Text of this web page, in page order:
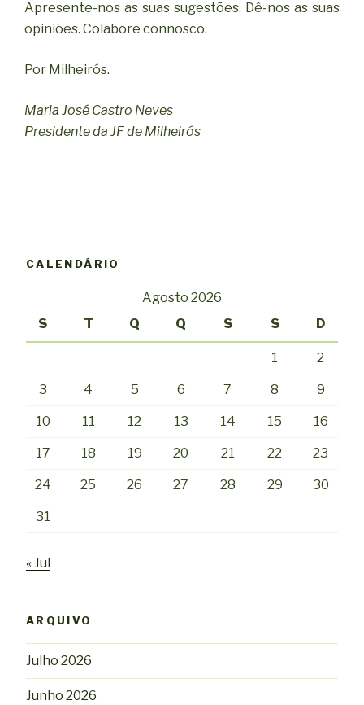
Apresente-nos as suas sugestões. Dê-nos as suas
opiniões. Colabore connosco.
Por Milheirós.
Maria José Castro Neves
Presidente da JF de Milheirós
CALENDÁRIO
Agosto 2026
S
T Q Q S S D
1 2
3 4 5 6 7 8 9
10 11 12 13 14 15 16
17 18 19 20 21 22 23
24 25 26 27 28 29 30
31
« Jul
ARQUIVO
Julho 2026
Junho 2026